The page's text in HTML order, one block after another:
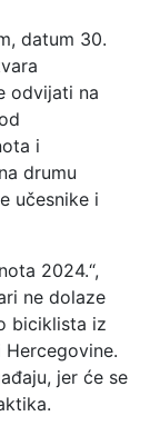
datum 30.
odvijati na
i
drumu
učesnike i
2024.“,
ne dolaze
biciklista iz
Hercegovine.
jer će se